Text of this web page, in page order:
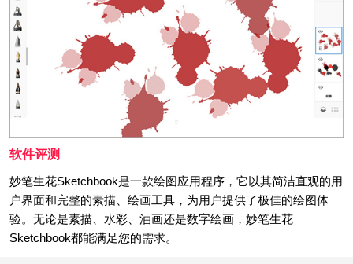
软件评测
妙笔生花Sketchbook是一款绘图应用程序，它以其简洁直观的用
户界面和完整的素描、绘画工具，为用户提供了极佳的绘图体
验。无论是素描、水彩、油画还是数字绘画，妙笔生花
Sketchbook都能满足您的需求。